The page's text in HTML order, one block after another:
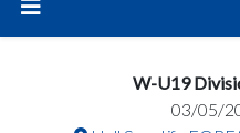
W-U19
03/05/